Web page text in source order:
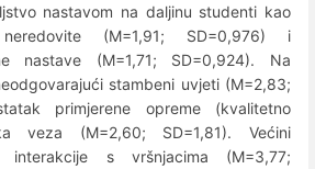
nastavom na daljinu studenti kao
(M=1,91; SD=0,976) i
nastave (M=1,71; SD=0,924). Na
stambeni uvjeti (M=2,83;
primjerene opreme (kvalitetno
veza (M=2,60; SD=1,81). Većini
interakcije s vršnjacima (M=3,77;